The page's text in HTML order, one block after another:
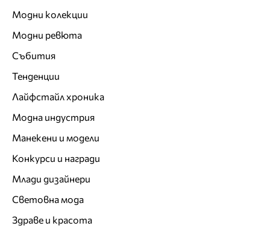
Модни колекции
Модни ревюта
Събития
Тенденции
Лайфстайл хроника
Модна индустрия
Манекени и модели
Конкурси и награди
Млади дизайнери
Световна мода
Здраве и красота